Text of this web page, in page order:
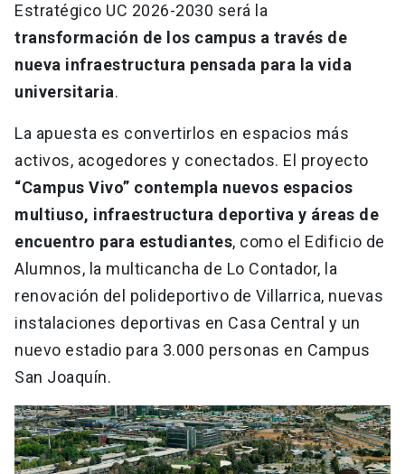
Estratégico UC 2026-2030 será la
transformación de los campus a través de
nueva infraestructura pensada para la vida
universitaria.
La apuesta es convertirlos en espacios más
activos, acogedores y conectados. El proyecto
“Campus Vivo” contempla nuevos espacios
multiuso, infraestructura deportiva y áreas de
encuentro para estudiantes, como el Edificio de
Alumnos, la multicancha de Lo Contador, la
renovación del polideportivo de Villarrica, nuevas
instalaciones deportivas en Casa Central y un
nuevo estadio para 3.000 personas en Campus
San Joaquín.